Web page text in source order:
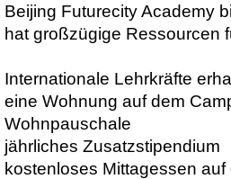
Beijing Futurecity Academy
hat großzügige Ressourcen
Internationale Lehrkräfte
eine Wohnung auf dem
Wohnpauschale
jährliches Zusatzstipendium
kostenloses Mittagessen